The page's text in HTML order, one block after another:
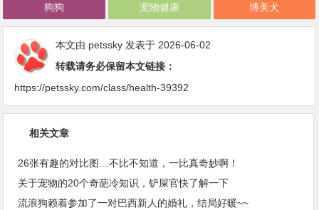
狗狗 宠物健康 博美犬
本文由 petssky 发表于 2026-06-02
转载请务必保留本文链接：
https://petssky.com/class/health-39392
相关文章
26张有趣的对比图…不比不知道，一比真奇妙啊！
关于宠物的20个奇葩冷知识，铲屎官快了解一下
流浪狗赖着参加了一对巴西新人的婚礼，结局好暖~~